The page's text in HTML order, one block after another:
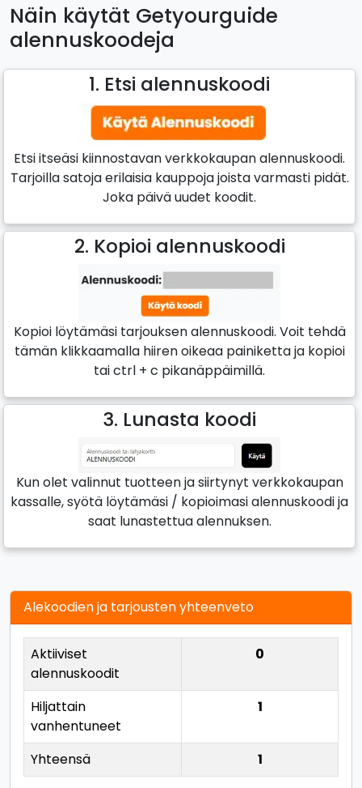
Näin käytät Getyourguide
alennuskoodeja
1. Etsi alennuskoodi
Etsi itseäsi kiinnostavan verkkokaupan alennuskoodi.
Tarjoilla satoja erilaisia kauppoja joista varmasti pidät.
Joka päivä uudet koodit.
2. Kopioi alennuskoodi
Kopioi löytämäsi tarjouksen alennuskoodi. Voit tehdä
tämän klikkaamalla hiiren oikeaa painiketta ja kopioi
tai ctrl + c pikanäppäimillä.
3. Lunasta koodi
Kun olet valinnut tuotteen ja siirtynyt verkkokaupan
kassalle, syötä löytämäsi / kopioimasi alennuskoodi ja
saat lunastettua alennuksen.
Alekoodien ja tarjousten yhteenveto
Aktiiviset
alennuskoodit
0
Hiljattain
vanhentuneet
1
Yhteensä 1